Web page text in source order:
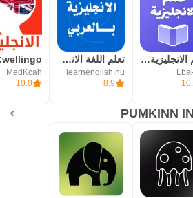
تعلم الانجليزية كلمات وعبارات تعلم اللغة الانجليزية بالعربي
learnenglish.nu
8.9
MedKcah
10.0